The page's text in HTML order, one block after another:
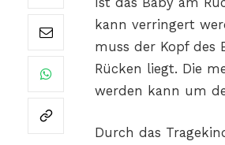
kann verringert
muss der Kopf des
Rücken liegt. Die
werden kann um
Durch das